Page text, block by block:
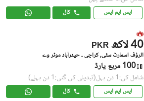
ایس ایم ایس کال
PKR 40 لاکھ
الرؤف اسمارٹ سٹی, کراچی ۔ حیدرآباد موٹر وے
100 مربع یارڈ
شامل کی:1 دن پہل (تبدیلی کی گئی:1 دن پہلے)
ایس ایم ایس کال